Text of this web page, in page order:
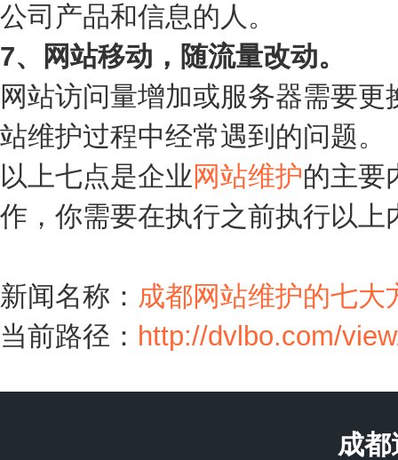
公司产品和信息的人。
7、网站移动，随流量改动。
网站访问量增加或服务器需要
站维护过程中经常遇到的问题。
以上七点是企业网站维护的主要
作，你需要在执行之前执行以上
新闻名称： 成都网站维护的七大
当前路径： http://dvlbo.com/
成